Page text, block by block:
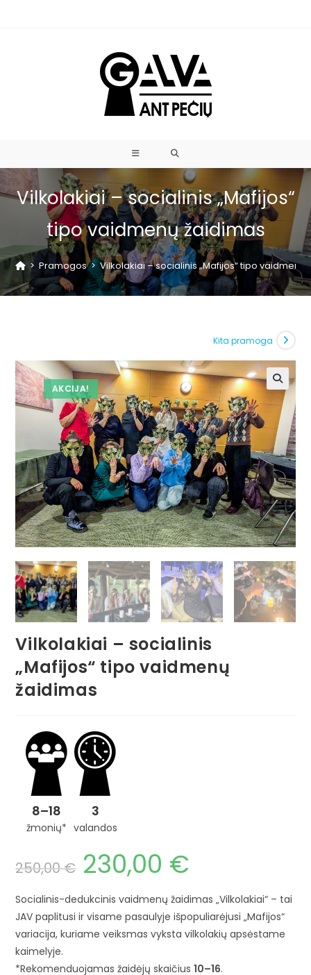
Vilkolakiai – socialinis „Mafijos“
tipo vaidmenų žaidimas
> Pramogos > Vilkolakiai – socialinis „Mafijos“ tipo vaidmenų
AKCIJA!
Kita pramoga
Vilkolakiai – socialinis
„Mafijos“ tipo vaidmenų
žaidimas
8–18
žmonių*
3
valandos
250,00€ 230,00 €
Socialinis-dedukcinis vaidmenų žaidimas „Vilkolakiai“ – tai
JAV paplitusi ir visame pasaulyje išpopuliarėjusi „Mafijos“
variacija, kuriame veiksmas vyksta vilkolakių apsėstame
kaimelyje.
*Rekomenduojamas žaidėjų skaičius10–16.